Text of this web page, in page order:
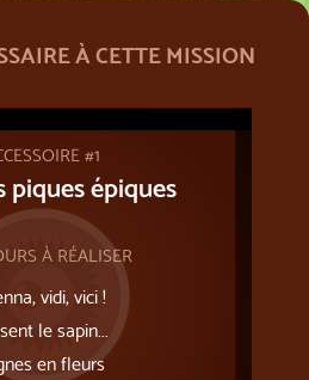
À CETTE MISSION
#1
piques épiques
À RÉALISER
vidi, vici !
le sapin...
en fleurs